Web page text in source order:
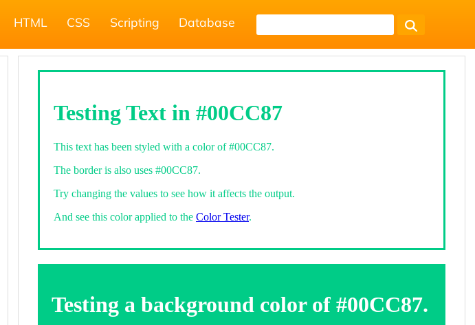
HTML CSS Scripting Database